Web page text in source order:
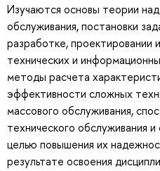
Изучаются основы теории
обслуживания, постановки
разработке, проектировании
технических и
методы расчета
эффективности сложных
массового обслуживания,
технического обслуживания
целью повышения их
результате освоения